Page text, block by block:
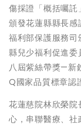
傷採證「概括囑
頒發花蓮縣縣長
福利部保護服務
縣兒少福利促進
八屆紫絲帶獎—新
Q國家品質標章認
花蓮慈院林欣榮院
心，串聯醫療、